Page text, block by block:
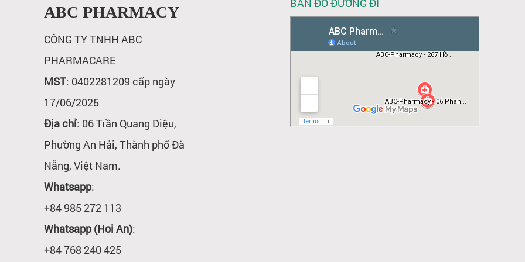
ABC PHARMACY
CÔNG TY TNHH ABC
PHARMACARE
MST: 0402281209 cấp ngày
17/06/2025
Địa chỉ: 06 Trần Quang Diệu,
Phường An Hải, Thành phố Đà
Nẵng, Việt Nam.
Whatsapp:
+84 985 272 113
Whatsapp (Hoi An):
+84 768 240 425
BẢN ĐỒ ĐƯỜNG ĐI